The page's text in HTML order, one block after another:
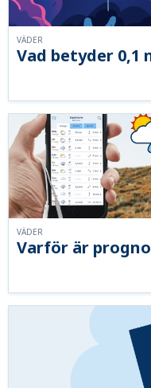
Vad betyder 0,1
VÄDER
Varför är
VÄDER